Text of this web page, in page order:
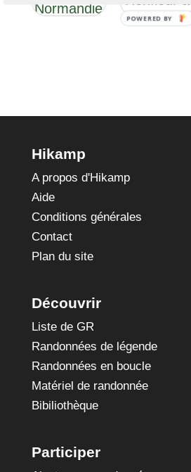
Normandie
Cherbourg
Hikamp
A propos d'Hikamp
Aide
Conditions générales
Contact
Plan du site
Découvrir
Liste de GR
Randonnées de légende
Randonnées en boucle
Matériel de randonnée
Bibiliothèque
Participer
POWERED BY